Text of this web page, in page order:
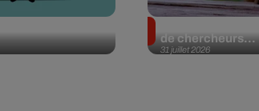
31 juillet 2026
de chercheurs...